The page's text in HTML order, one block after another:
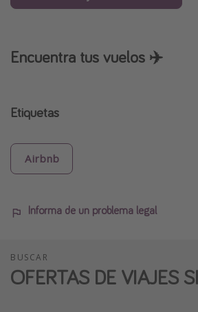
Encuentra tus vuelos ✈️
Etiquetas
Airbnb
Informa de un problema legal
BUSCAR
OFERTAS DE VIAJES